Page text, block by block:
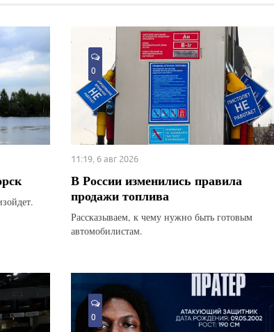
0
11:19, 6 авг 2026
В России изменились правила
продажи топлива
Рассказываем, к чему нужно быть готовым
автомобилистам.
0